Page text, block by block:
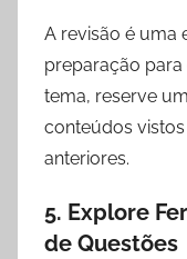
A revisão é uma
preparação
tema, reserve
conteúdos
anteriores.
5. Explore
de Questões